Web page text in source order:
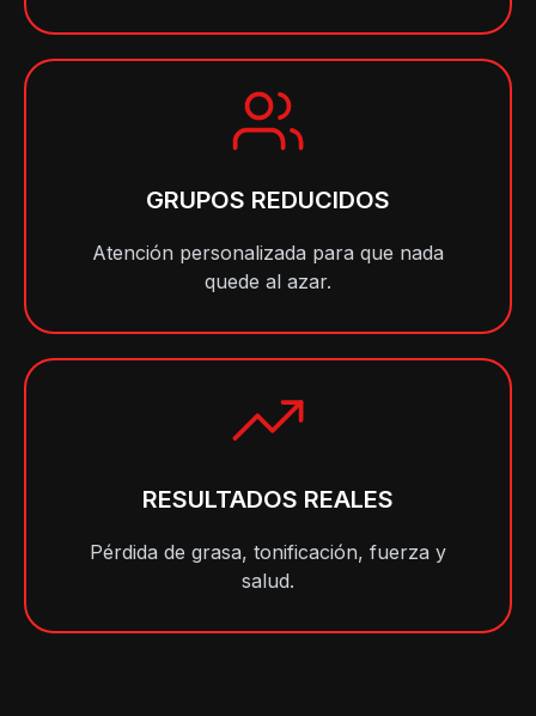
GRUPOS REDUCIDOS
Atención personalizada para que nada
quede al azar.
RESULTADOS REALES
Pérdida de grasa, tonificación, fuerza y
salud.